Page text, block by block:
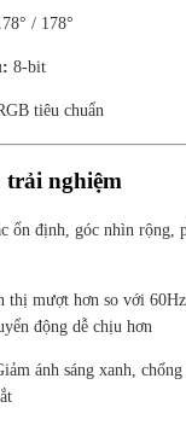
/ 178°
8-bit
tiêu chuẩn
trải nghiệm
ổn định, góc nhìn rộng,
thị mượt hơn so với
động dễ chịu hơn
ánh sáng xanh,